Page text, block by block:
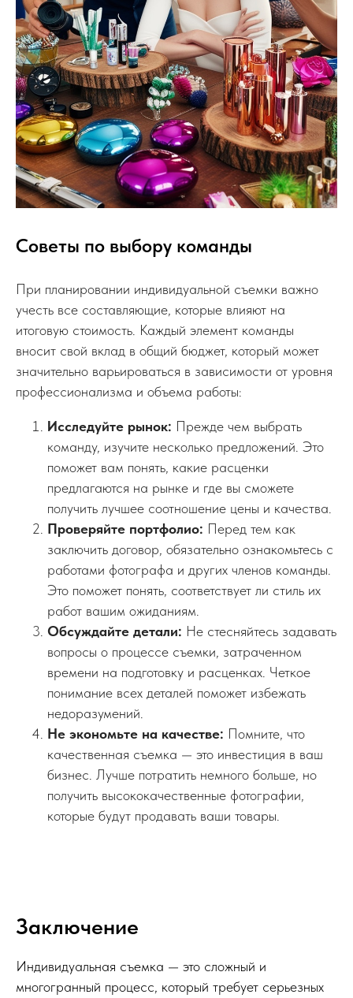
Советы по выбору команды
При планировании индивидуальной съемки важно
учесть все составляющие, которые влияют на
итоговую стоимость. Каждый элемент команды
вносит свой вклад в общий бюджет, который может
значительно варьироваться в зависимости от уровня
профессионализма и объема работы:
Исследуйте рынок: Прежде чем выбрать
команду, изучите несколько предложений. Это
поможет вам понять, какие расценки
предлагаются на рынке и где вы сможете
получить лучшее соотношение цены и качества.
Проверяйте портфолио: Перед тем как
заключить договор, обязательно ознакомьтесь с
работами фотографа и других членов команды.
Это поможет понять, соответствует ли стиль их
работ вашим ожиданиям.
Обсуждайте детали: Не стесняйтесь задавать
вопросы о процессе съемки, затраченном
времени на подготовку и расценках. Четкое
понимание всех деталей поможет избежать
недоразумений.
Не экономьте на качестве: Помните, что
качественная съемка — это инвестиция в ваш
бизнес. Лучше потратить немного больше, но
получить высококачественные фотографии,
которые будут продавать ваши товары.
Заключение
Индивидуальная съемка — это сложный и
многогранный процесс, который требует серьезных